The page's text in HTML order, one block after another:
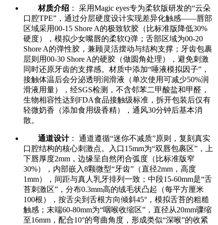
材质介绍 ： 采用Magic eyes专为柔软版研发的“云朵
口腔TPE”，通过分层硬度设计实现差异化触感——唇部
区域采用00-15 Shore A的极致软胶（比标准版降低30%
硬度），模拟少女嘴唇的柔软Q弹；舌部区域为00-20
Shore A的弹性胶，兼顾灵活摆动与结构支撑；牙齿包裹
层则用00-30 Shore A的硬胶（做圆角处理），避免刺激
同时还原牙齿的支撑感。材质中添加“唾液模拟因子”，
接触体温后会分泌透明润滑液（单次使用可减少50%润
滑液用量），经SGS检测，不含邻苯二甲酸盐和甲醛，
生物相容性达到FDA食品接触级标准，拆开包装后仅有
轻微奶香（添加食用级香精），通风30分钟后基本消
散。
通道设计： 通道遵循“迷你不减质”原则，复刻真实
口腔结构的核心刺激点。入口15mm为“双唇包裹区”，上
下唇厚度2mm，边缘呈自然闭合弧度（比标准版窄
30%），内部嵌入8颗微型“牙齿”（直径2mm，高度
1mm），间距与真人乳牙排列一致；中段15-60mm是“舌
苔刺激区”，分布0.3mm高的绒毛状凸起（每平方厘米
100根），按舌尖到舌根方向倾斜45°，模拟舌苔的粗糙
触感；末端60-80mm为“咽喉收缩区”，直径从20mm骤缩
至16mm，配合10°的弯曲角度，形成类似“深喉”的收紧